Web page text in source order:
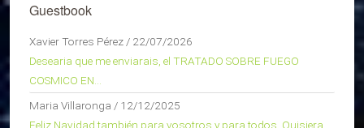
Guestbook
Xavier Torres Pérez / 22/07/2026
Desearia que me enviarais, el TRATADO SOBRE FUEGO
COSMICO EN...
Maria Villaronga / 12/12/2025
Feliz Navidad también para vosotros y para todos. Quisiera